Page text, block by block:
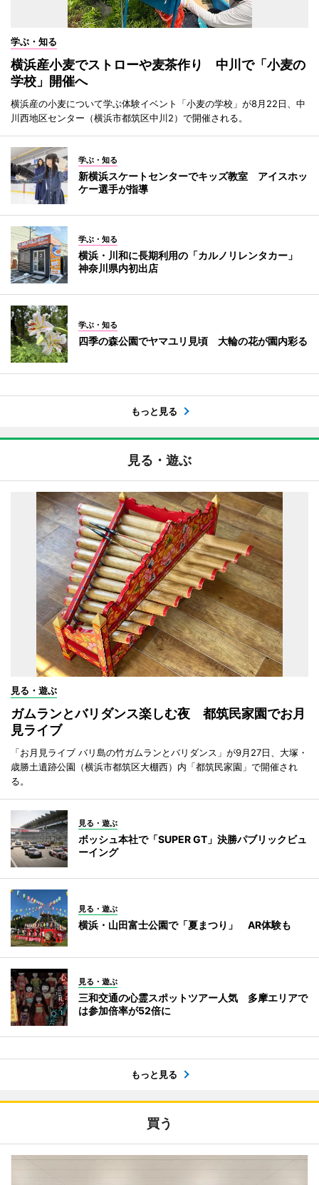
学ぶ・知る
横浜産小麦でストローや麦茶作り 中川で「小麦の
学校」開催へ
横浜産の小麦について学ぶ体験イベント「小麦の学校」が8月22日、中
川西地区センター（横浜市都筑区中川2）で開催される。
学ぶ・知る
新横浜スケートセンターでキッズ教室 アイスホッ
ケー選手が指導
学ぶ・知る
横浜・川和に長期利用の「カルノリレンタカー」
神奈川県内初出店
学ぶ・知る
四季の森公園でヤマユリ見頃 大輪の花が園内彩る
もっと見る
見る・遊ぶ
見る・遊ぶ
ガムランとバリダンス楽しむ夜 都筑民家園でお月
見ライブ
「お月見ライブ バリ島の竹ガムランとバリダンス」が9月27日、大塚・
歳勝土遺跡公園（横浜市都筑区大棚西）内「都筑民家園」で開催され
る。
見る・遊ぶ
ボッシュ本社で「SUPER GT」決勝パブリックビュ
ーイング
見る・遊ぶ
横浜・山田富士公園で「夏まつり」 AR体験も
見る・遊ぶ
三和交通の心霊スポットツアー人気 多摩エリアで
は参加倍率が52倍に
もっと見る
買う